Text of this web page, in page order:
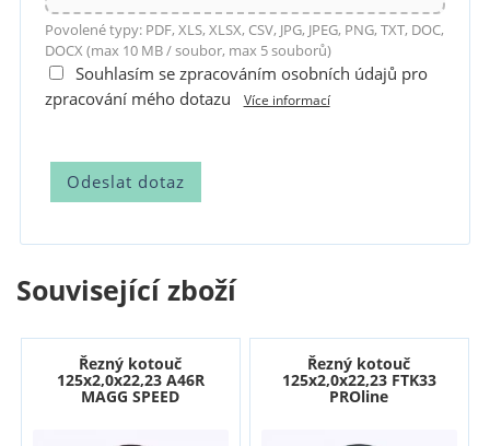
Povolené typy: PDF, XLS, XLSX, CSV, JPG, JPEG, PNG, TXT, DOC,
DOCX (max 10 MB / soubor, max 5 souborů)
Souhlasím se zpracováním osobních údajů pro
zpracování mého dotazu
Více informací
Související zboží
Řezný kotouč
125x2,0x22,23 A46R
MAGG SPEED
Řezný kotouč
125x2,0x22,23 FTK33
PROline